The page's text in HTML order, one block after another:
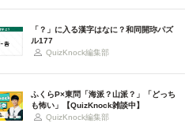
「？」に入る漢字はなに？和同開珎パズ
ル177
QuizKnock編集部
ふくらP×東問「海派？山派？」「どっち
も怖い」【QuizKnock雑談中】
QuizKnock編集部